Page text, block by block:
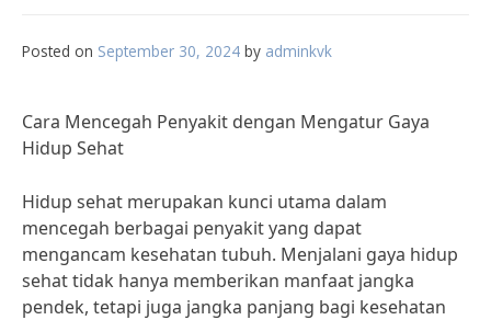
Posted on September 30, 2024 by adminkvk
Cara Mencegah Penyakit dengan Mengatur Gaya
Hidup Sehat
Hidup sehat merupakan kunci utama dalam
mencegah berbagai penyakit yang dapat
mengancam kesehatan tubuh. Menjalani gaya hidup
sehat tidak hanya memberikan manfaat jangka
pendek, tetapi juga jangka panjang bagi kesehatan